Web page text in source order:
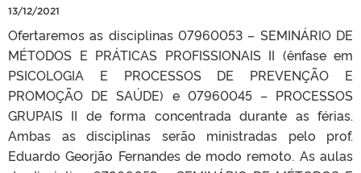
13/12/2021
Ofertaremos as disciplinas 07960053 – SEMINÁRIO DE
MÉTODOS E PRÁTICAS PROFISSIONAIS II (ênfase em
PSICOLOGIA E PROCESSOS DE PREVENÇÃO E
PROMOÇÃO DE SAÚDE) e 07960045 – PROCESSOS
GRUPAIS II de forma concentrada durante as férias.
Ambas as disciplinas serão ministradas pelo prof.
Eduardo Georjão Fernandes de modo remoto. As aulas